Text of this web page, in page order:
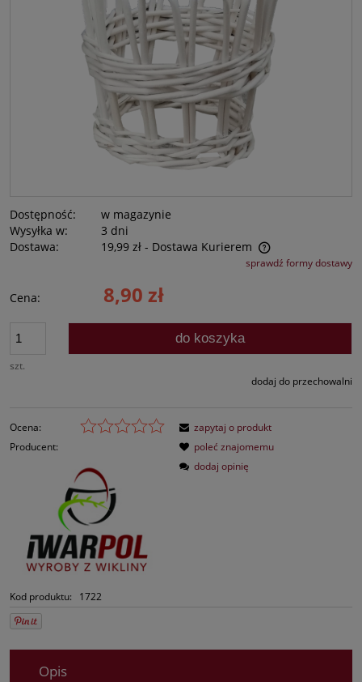
Dostępność:
w magazynie
Wysyłka w:
3 dni
Dostawa:
19,99 zł - Dostawa Kurierem
Cena nie zawiera ewentualnych kosztów płatnościsprawdź formy dostawy
Cena: 8,90 zł
szt.
do koszyka
dodaj do przechowalni
Ocena:
Producent:
Kod produktu: 1722
zapytaj o produkt
poleć znajomemu
dodaj opinię
Opis